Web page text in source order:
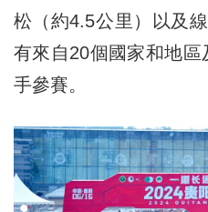
松（約4.5公里）以及
有來自20個國家和地
手參賽。